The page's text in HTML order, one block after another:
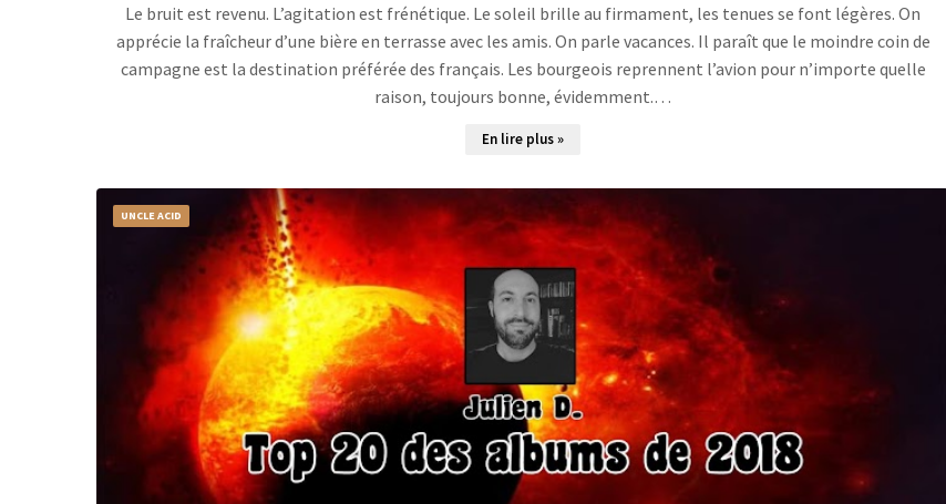
Le bruit est revenu. L’agitation est frénétique. Le soleil brille au firmament, les tenues se font légères. On
apprécie la fraîcheur d’une bière en terrasse avec les amis. On parle vacances. Il paraît que le moindre coin de
campagne est la destination préférée des français. Les bourgeois reprennent l’avion pour n’importe quelle
raison, toujours bonne, évidemment.…
En lire plus »
UNCLE ACID